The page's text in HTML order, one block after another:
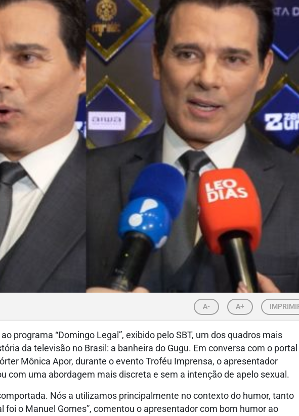
A- A+
programa “Domingo Legal”, exibido pelo SBT, um dos quadros mais
da televisão no Brasil: a banheira do Gugu. Em conversa com o portal
Mônica Apor, durante o evento Troféu Imprensa, o apresentador
com uma abordagem mais discreta e sem a intenção de apelo sexual.
Nós a utilizamos principalmente no contexto do humor, tanto
foi o Manuel Gomes”, comentou o apresentador com bom humor ao